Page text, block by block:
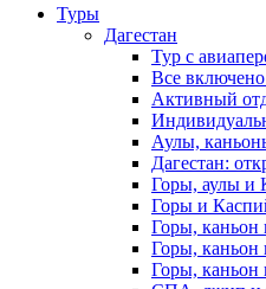
Туры
Дагестан
Тур с
Все включено
Активный
Аулы,
Дагестан:
Горы, аулы и
Горы и
Горы, каньон
Горы, каньон
Горы, каньон